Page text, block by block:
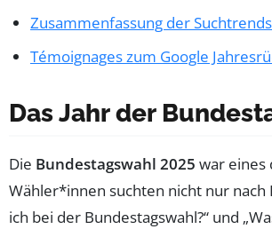
Zusammenfassung der
Témoignages zum Google
Das Jahr der
Die Bundestagswahl 2025 war eines
Wähler*innen suchten nicht nur
ich bei der Bundestagswahl?“ und